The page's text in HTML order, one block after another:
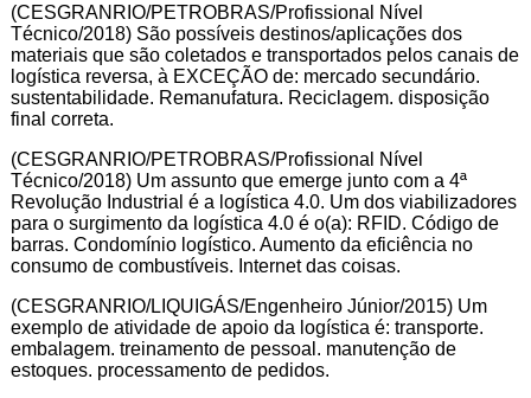
(CESGRANRIO/PETROBRAS/Profissional Nível
Técnico/2018) São possíveis destinos/aplicações dos
materiais que são coletados e transportados pelos canais de
logística reversa, à EXCEÇÃO de: mercado secundário.
sustentabilidade. Remanufatura. Reciclagem. disposição
final correta.
(CESGRANRIO/PETROBRAS/Profissional Nível
Técnico/2018) Um assunto que emerge junto com a 4ª
Revolução Industrial é a logística 4.0. Um dos viabilizadores
para o surgimento da logística 4.0 é o(a): RFID. Código de
barras. Condomínio logístico. Aumento da eficiência no
consumo de combustíveis. Internet das coisas.
(CESGRANRIO/LIQUIGÁS/Engenheiro Júnior/2015) Um
exemplo de atividade de apoio da logística é: transporte.
embalagem. treinamento de pessoal. manutenção de
estoques. processamento de pedidos.